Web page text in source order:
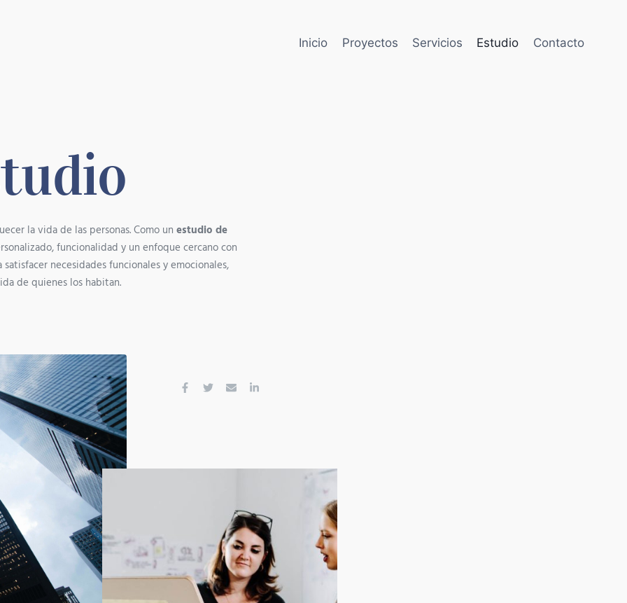
Inicio Proyectos Servicios Estudio Contacto
la vida de las personas. Como un estudio de
funcionalidad y un enfoque cercano con
necesidades funcionales y emocionales,
de quienes los habitan.